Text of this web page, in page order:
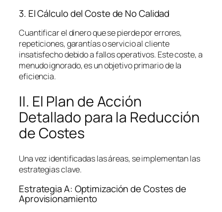
3. El Cálculo del Coste de No Calidad
Cuantificar el dinero que se pierde por errores,
repeticiones, garantías o servicio al cliente
insatisfecho debido a fallos operativos. Este coste, a
menudo ignorado, es un objetivo primario de la
eficiencia.
II. El Plan de Acción
Detallado para la Reducción
de Costes
Una vez identificadas las áreas, se implementan las
estrategias clave.
Estrategia A: Optimización de Costes de
Aprovisionamiento